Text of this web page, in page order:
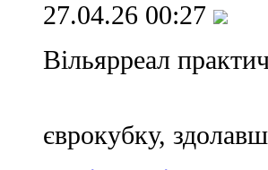
27.04.26 00:27
Вільярреал
єврокубку,